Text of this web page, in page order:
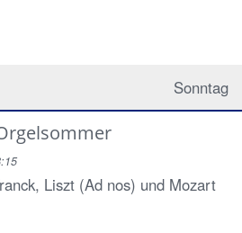
Sonntag
Liszt (Ad nos) und Mozart